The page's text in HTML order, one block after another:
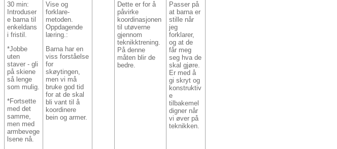
30 min:
Introduser
e barna til
enkeldans
i fristil.
*Jobbe
uten
staver - gli
på skiene
så lenge
som mulig.
*Fortsette
med det
samme,
men med
armbevege
lsene nå.
Vise og
forklare-
metoden.
Oppdagende
læring.:
Barna har en
viss forståelse
for
skøytingen,
men vi må
bruke god tid
for at de skal
bli vant til å
koordinere
bein og armer.
Dette er for å
påvirke
koordinasjonen
til utøverne
gjennom
teknikktrening.
På denne
måten blir de
bedre.
Passer på
at barna er
stille når
jeg
forklarer,
og at de
får meg
seg hva de
skal gjøre.
Er med å
gi skryt og
konstruktiv
e
tilbakemel
digner når
vi øver på
teknikken.